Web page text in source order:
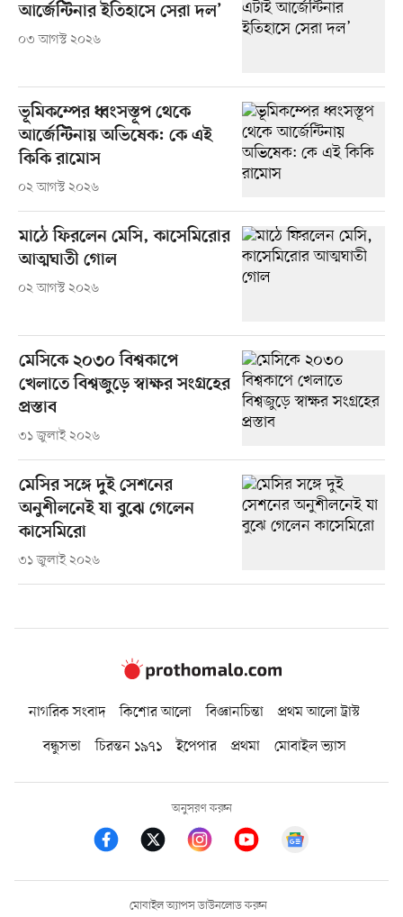
আর্জেন্টিনার ইতিহাসে সেরা দল’
০৩ আগস্ট ২০২৬
ভূমিকম্পের ধ্বংসস্তূপ থেকে
আর্জেন্টিনায় অভিষেক: কে এই
কিকি রামোস
০২ আগস্ট ২০২৬
মাঠে ফিরলেন মেসি, কাসেমিরোর
আত্মঘাতী গোল
০২ আগস্ট ২০২৬
মেসিকে ২০৩০ বিশ্বকাপে
খেলাতে বিশ্বজুড়ে স্বাক্ষর সংগ্রহের
প্রস্তাব
৩১ জুলাই ২০২৬
মেসির সঙ্গে দুই সেশনের
অনুশীলনেই যা বুঝে গেলেন
কাসেমিরো
৩১ জুলাই ২০২৬
নাগরিক সংবাদ কিশোর আলো বিজ্ঞানচিন্তা
প্রথম আলো ট্রাস্ট
বন্ধুসভা
চিরন্তন ১৯৭১ ইপেপার প্রথমা মোবাইল ভ্যাস
অনুসরণ করুন
মোবাইল অ্যাপস ডাউনলোড করুন